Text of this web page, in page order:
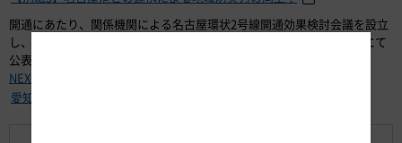
開通にあたり、関係機関による名古屋環状2号線開通効果検討会議を設立
し、ストック 効果のとりまとめをおこなっており、下記WEBサイトにて
公表しております。
NEXCO中日本公式WEBサイト 高速道路のストック効果
愛知国道事務所WEBサイト